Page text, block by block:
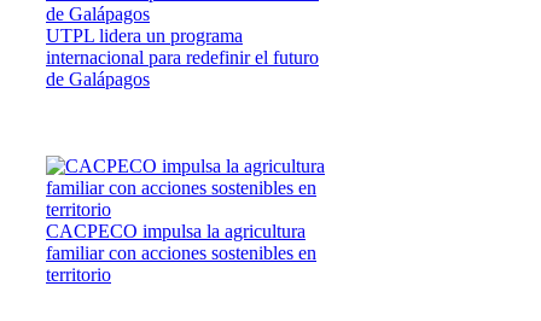
UTPL lidera un programa
internacional para redefinir el futuro
de Galápagos
CACPECO impulsa la agricultura
familiar con acciones sostenibles en
territorio